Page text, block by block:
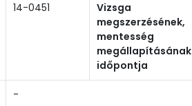
14-0451
Vizsga
megszerzésének,
mentesség
megállapításának
időpontja
-